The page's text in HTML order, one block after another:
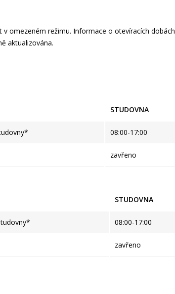
omezeném režimu. Informace o otevíracích dobách
aktualizována.
STUDOVNA
08:00-17:00
zavřeno
STUDOVNA
08:00-17:00
zavřeno